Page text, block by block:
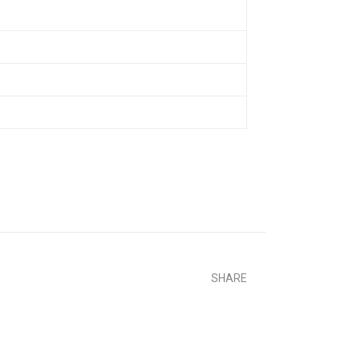
SHARE